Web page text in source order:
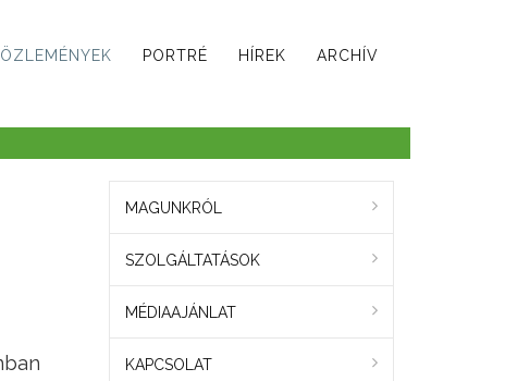
PORTRÉ HÍREK ARCHÍV
MAGUNKRÓL
SZOLGÁLTATÁSOK
MÉDIAAJÁNLAT
KAPCSOLAT